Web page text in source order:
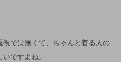
では無くて、ちゃんと着る人の
ですよね。